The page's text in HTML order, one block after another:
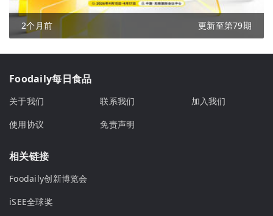
2个月前 更新至第79期
Foodaily每日食品
关于我们 联系我们
加入我们
使用协议
免责声明
相关链接
Foodaily创新博览会
iSEE全球奖